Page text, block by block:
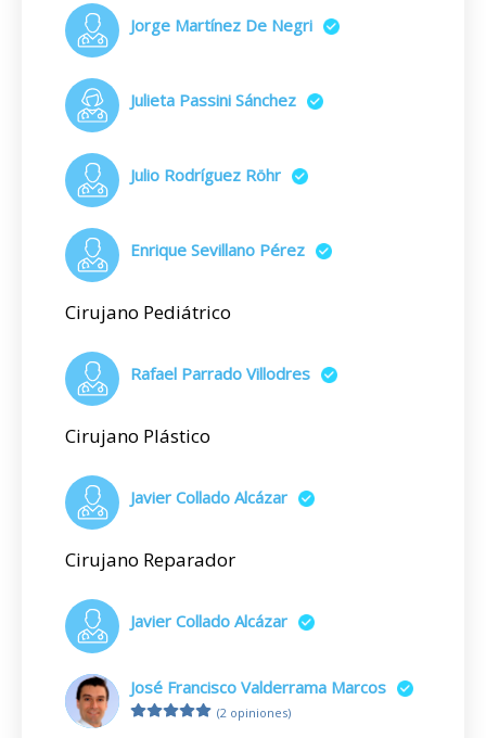
Jorge Martínez De Negri
Julieta Passini Sánchez
Julio Rodríguez Röhr
Enrique Sevillano Pérez
Cirujano Pediátrico
Rafael Parrado Villodres
Cirujano Plástico
Javier Collado Alcázar
Cirujano Reparador
Javier Collado Alcázar
José Francisco Valderrama Marcos
(2 opiniones)